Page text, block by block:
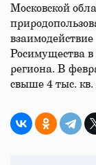
Московской
Росимущества в
региона. В
свыше 4 тыс. кв.